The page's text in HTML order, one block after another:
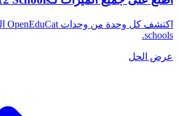
schools.
عرض الحل